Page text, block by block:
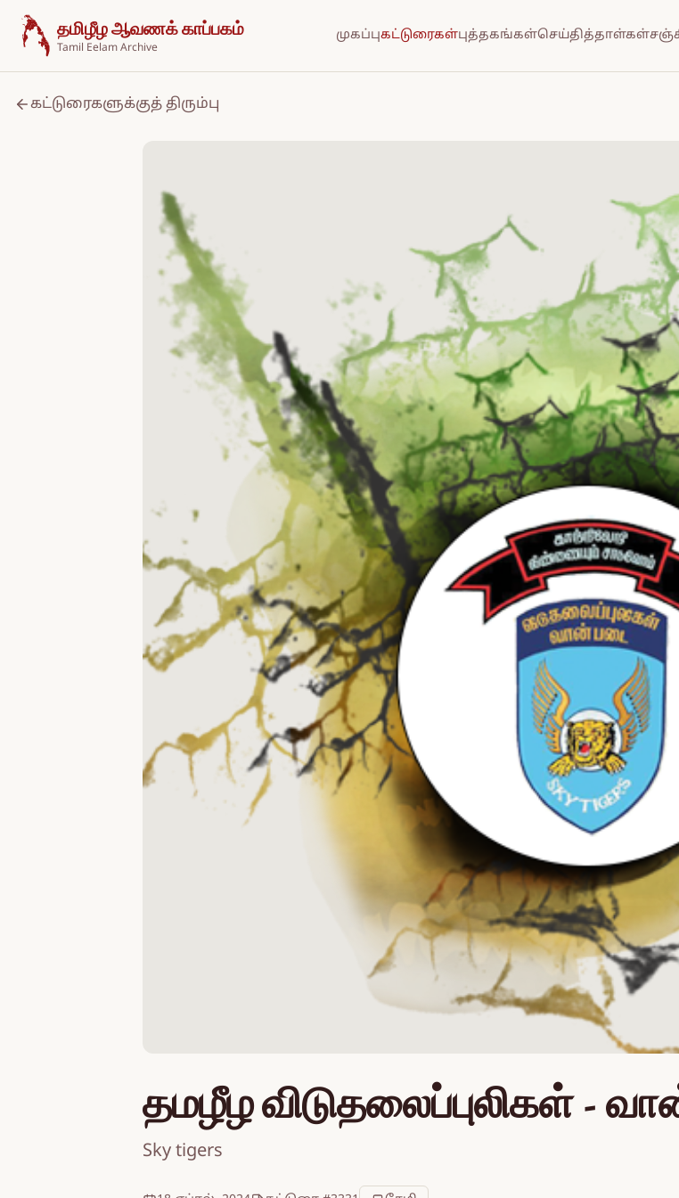
உள்ளடக்கத்திற்குச் செல்க
தமிழீழ ஆவணக் காப்பகம்
Tamil Eelam Archive
முகப்புகட்டுரைகள்புத்தகங்கள்செய்தித்தாள்கள்
கட்டுரைகளுக்குத் திரும்பு
தமழீழ விடுதலைப்புலிகள் -
Sky tigers